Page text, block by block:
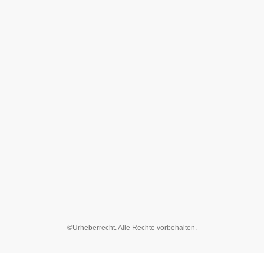
©Urheberrecht. Alle Rechte vorbehalten.